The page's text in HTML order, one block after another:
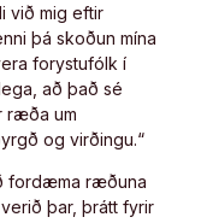
við mig eftir
þá skoðun mína
forystufólk í
að það sé
ræða um
og virðingu.“
fordæma ræðuna
þar, þrátt fyrir